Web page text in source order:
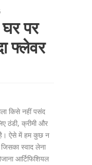
घर पर
फ्लेवर
किसे नहीं पसंद
ठंडी, क्रीमी और
है। ऐसे में हम कुछ न
स्वाद लेना
आर्टिफिशियल